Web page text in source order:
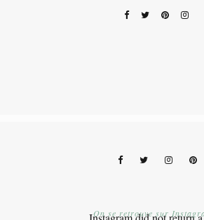
On se retrouve sur